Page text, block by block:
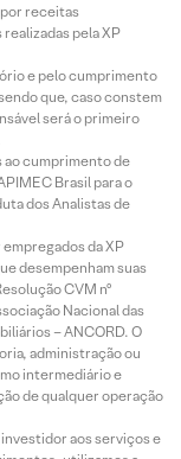
receitas
pela XP
e pelo cumprimento
que, caso constem
será o primeiro
ao cumprimento de
Brasil para o
dos Analistas de
da XP
desempenham suas
CVM nº
Nacional das
– ANCORD. O
administração ou
intermediário e
de qualquer operação
aos serviços e